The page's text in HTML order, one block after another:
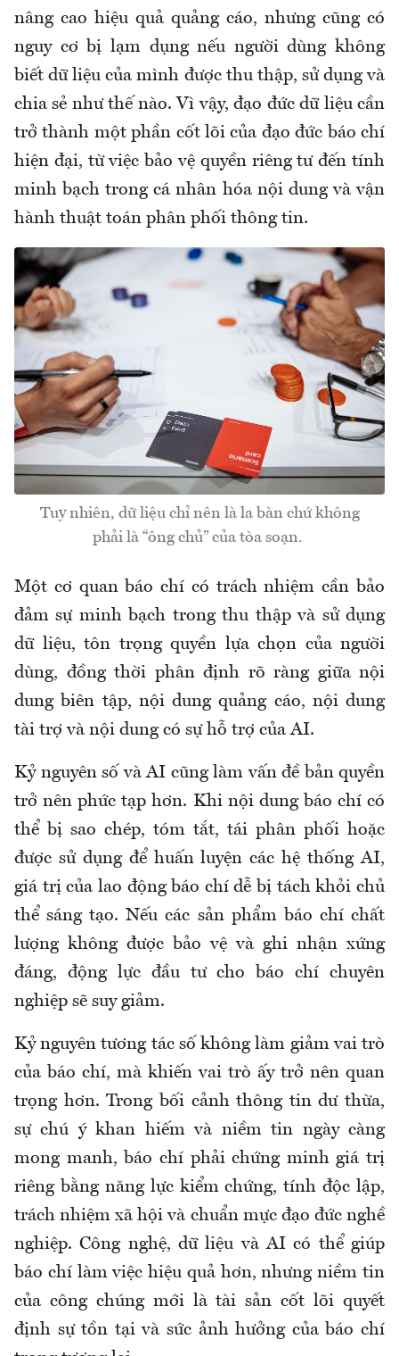
nâng cao hiệu quả quảng cáo, nhưng cũng có
nguy cơ bị lạm dụng nếu người dùng không
biết dữ liệu của mình được thu thập, sử dụng và
chia sẻ như thế nào. Vì vậy, đạo đức dữ liệu cần
trở thành một phần cốt lõi của đạo đức báo chí
hiện đại, từ việc bảo vệ quyền riêng tư đến tính
minh bạch trong cá nhân hóa nội dung và vận
hành thuật toán phân phối thông tin.
Tuy nhiên, dữ liệu chỉ nên là la bàn chứ không
phải là “ông chủ” của tòa soạn.
Một cơ quan báo chí có trách nhiệm cần bảo
đảm sự minh bạch trong thu thập và sử dụng
dữ liệu, tôn trọng quyền lựa chọn của người
dùng, đồng thời phân định rõ ràng giữa nội
dung biên tập, nội dung quảng cáo, nội dung
tài trợ và nội dung có sự hỗ trợ của AI.
Kỷ nguyên số và AI cũng làm vấn đề bản quyền
trở nên phức tạp hơn. Khi nội dung báo chí có
thể bị sao chép, tóm tắt, tái phân phối hoặc
được sử dụng để huấn luyện các hệ thống AI,
giá trị của lao động báo chí dễ bị tách khỏi chủ
thể sáng tạo. Nếu các sản phẩm báo chí chất
lượng không được bảo vệ và ghi nhận xứng
đáng, động lực đầu tư cho báo chí chuyên
nghiệp sẽ suy giảm.
Kỷ nguyên tương tác số không làm giảm vai trò
của báo chí, mà khiến vai trò ấy trở nên quan
trọng hơn. Trong bối cảnh thông tin dư thừa,
sự chú ý khan hiếm và niềm tin ngày càng
mong manh, báo chí phải chứng minh giá trị
riêng bằng năng lực kiểm chứng, tính độc lập,
trách nhiệm xã hội và chuẩn mực đạo đức nghề
nghiệp. Công nghệ, dữ liệu và AI có thể giúp
báo chí làm việc hiệu quả hơn, nhưng niềm tin
của công chúng mới là tài sản cốt lõi quyết
định sự tồn tại và sức ảnh hưởng của báo chí